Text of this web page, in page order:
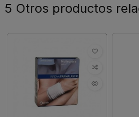
5 Otros productos